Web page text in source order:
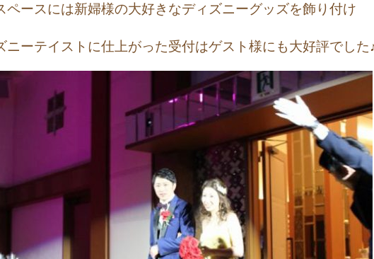
ペースには新婦様の大好きなディズニーグッズを飾り付け
ニーテイストに仕上がった受付はゲスト様にも大好評でした